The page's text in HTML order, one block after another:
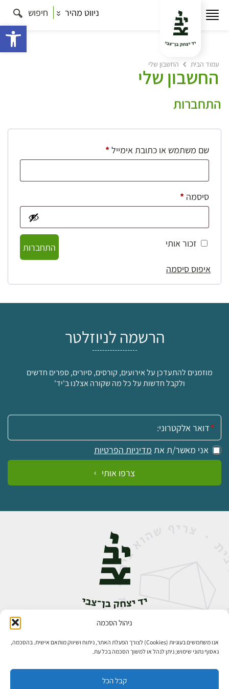
ניהול הסכמה
אנו משתמשים בעוגיות (Cookies) לצורך הפעלת האתר, ניתוח ושיווק מותאם אישית. בהסכמה,
נאסוף נתוני שימוש; ניתן לנהל או למשוך הסכמה בכל עת.
קבל הכל
ניווט מהיר חיפוש
עמוד הבית החשבון שלי
החשבון שלי
התחברות
שם משתמש או כתובת אימייל*חובה
סיסמה *חובה
זכור אותי
התחברות
איפוס סיסמה
הרשמה לניוזלטר
מוזמנים להתעדכן על אירועים, קורסים, סיורים, ספרים חדשים
ולקבל חדשות על כל מה שקורה אצלנו ב'יד'
אימייל:
אני מאשר/ת את מדיניות הפרטיות
צרפו אותי
אבן גבירול 14, רחביה, ירושלים